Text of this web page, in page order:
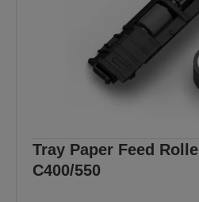
Tray Paper Feed
C400/550